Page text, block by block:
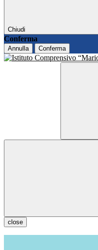
Chiudi
Conferma
Annulla Conferma
close